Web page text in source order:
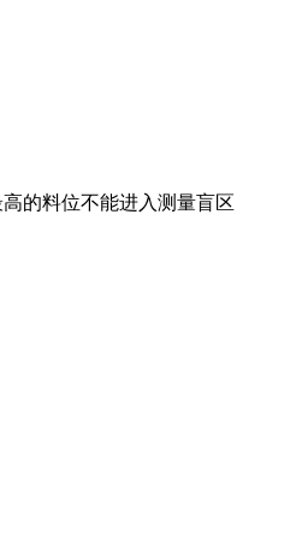
的料位不能进入测量盲区